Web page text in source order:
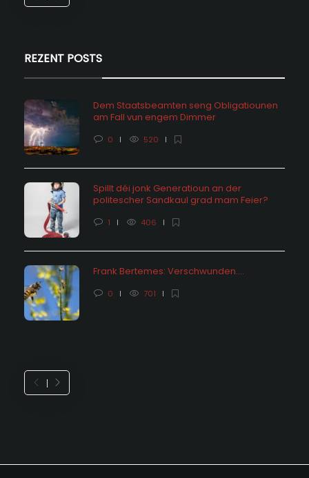
REZENT POSTS
Dem Staatsbeamten seng Obligatiounen
am Fall vun engem Dimmer
0 520
Spillt déi jonk Generatioun an der
politescher Sandkaul grad mam Feier?
1 406
Frank Bertemes: Verschwunden….
0 701